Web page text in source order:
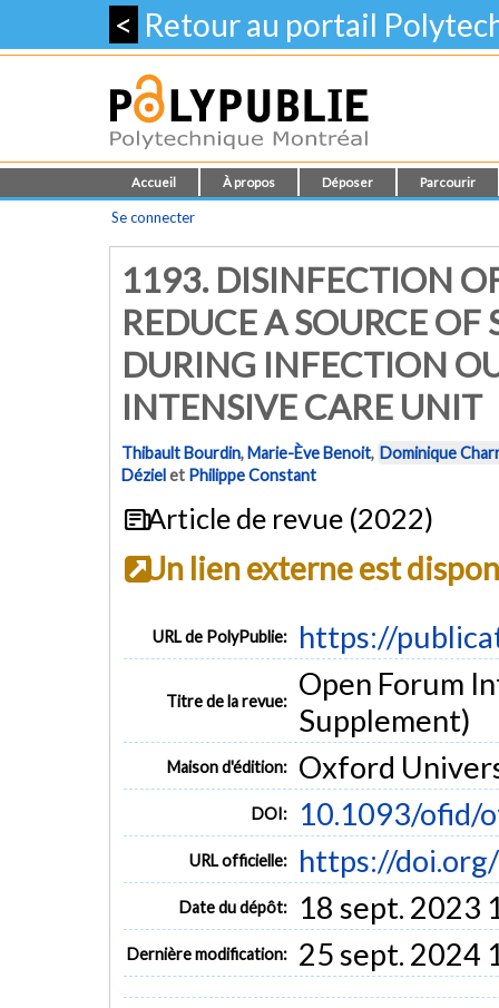
< Retour au portail
Accueil À propos Déposer Parcourir
Se connecter
1193. DISINFECTION
REDUCE A SOURCE OF
DURING INFECTION
INTENSIVE CARE UNIT
Thibault Bourdin,Marie-Ève Benoit, Dominique
Dézielet Philippe Constant
Article de revue (2022)
Un lien externe est
URL de PolyPublie: https://
Titre de la revue:
Open Forum
Supplement)
Maison d'édition: Oxford
DOI: 10.1093/ofid/
URL officielle: https://
Date du dépôt: 18 sept. 2023
Dernière modification: 25 sept. 2024